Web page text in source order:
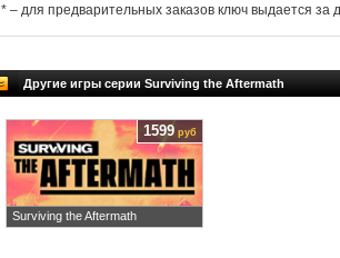
* – для предварительных заказов ключ выдается за
Другие игры серии Surviving the Aftermath
Surviving the Aftermath
1599 руб